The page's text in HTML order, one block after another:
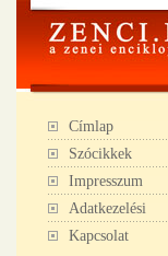
Címlap
Szócikkek
Impresszum
Adatkezelési
Kapcsolat